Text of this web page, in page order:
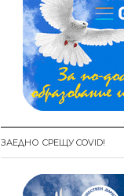
ЗАЕДНО СРЕЩУ COVID!